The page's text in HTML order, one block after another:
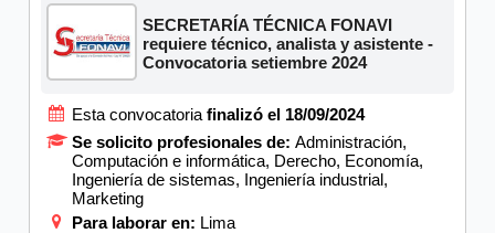
SECRETARÍA TÉCNICA FONAVI
requiere técnico, analista y asistente -
Convocatoria setiembre 2024
Esta convocatoria finalizó el 18/09/2024
Se solicito profesionales de: Administración,
Computación e informática, Derecho, Economía,
Ingeniería de sistemas, Ingeniería industrial,
Marketing
Para laborar en: Lima